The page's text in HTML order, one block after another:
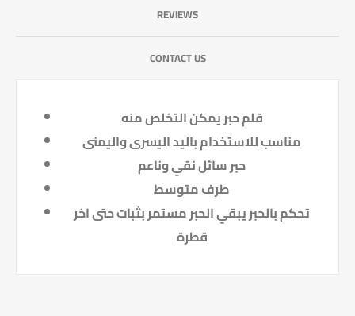
REVIEWS
CONTACT US
قلم حبر يمكن التخلص منه
مناسب للاستخدام باليد اليسرى واليمنى
حبر سائل نقي وناعم
طرف متوسط
تحكم بالحبر يبقي الحبر مستمر بثبات حتى اخر
قطرة